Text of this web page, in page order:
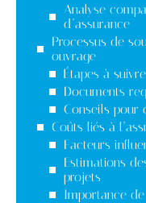
Analyse
d’assurance
Processus de
ouvrage
Étapes à
Documents
Conseils pour
Coûts liés à
Facteurs
Estimations
projets
Importance